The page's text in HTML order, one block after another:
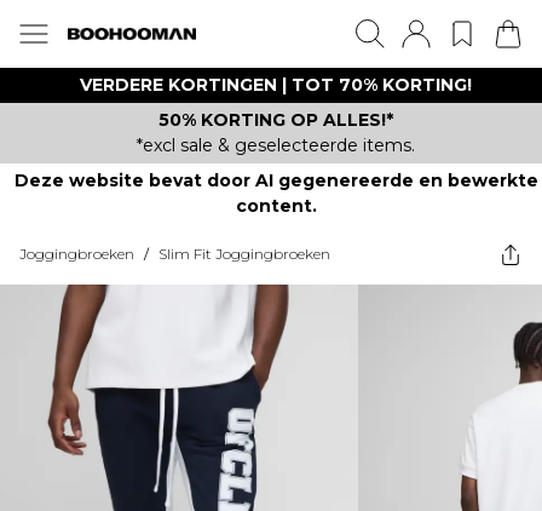
VERDERE KORTINGEN | TOT 70% KORTING!
50% KORTING OP ALLES!*
*excl sale & geselecteerde items.
Deze website bevat door AI gegenereerde en bewerkte
content.
Joggingbroeken / Slim Fit Joggingbroeken